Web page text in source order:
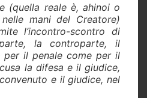
(quella reale è, ahinoi o
mani del Creatore)
l’incontro-scontro di
la controparte, il
per il penale come per il
la difesa e il giudice,
e il giudice, nel